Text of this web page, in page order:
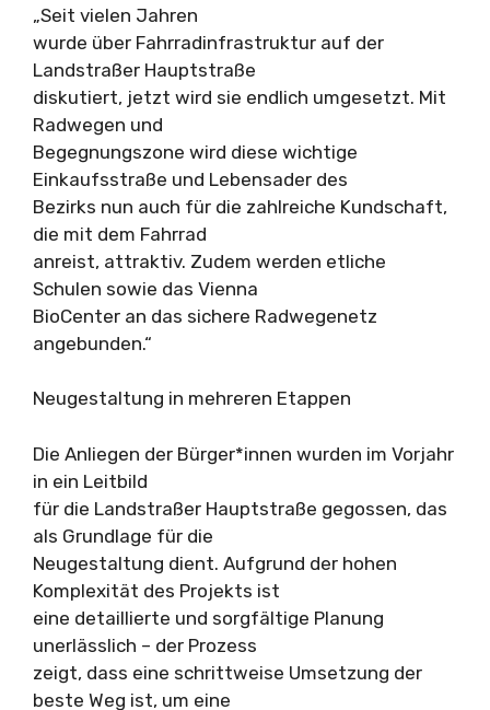
„Seit vielen Jahren
wurde über Fahrradinfrastruktur auf der
Landstraßer Hauptstraße
diskutiert, jetzt wird sie endlich umgesetzt. Mit
Radwegen und
Begegnungszone wird diese wichtige
Einkaufsstraße und Lebensader des
Bezirks nun auch für die zahlreiche Kundschaft,
die mit dem Fahrrad
anreist, attraktiv. Zudem werden etliche
Schulen sowie das Vienna
BioCenter an das sichere Radwegenetz
angebunden.“
Neugestaltung in mehreren Etappen
Die Anliegen der Bürger*innen wurden im Vorjahr
in ein Leitbild
für die Landstraßer Hauptstraße gegossen, das
als Grundlage für die
Neugestaltung dient. Aufgrund der hohen
Komplexität des Projekts ist
eine detaillierte und sorgfältige Planung
unerlässlich – der Prozess
zeigt, dass eine schrittweise Umsetzung der
beste Weg ist, um eine